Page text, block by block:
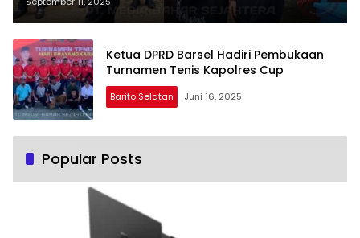
Ketua DPRD Barsel Hadiri Pembukaan
Turnamen Tenis Kapolres Cup
Barito Selatan Juni 16, 2025
Popular Posts